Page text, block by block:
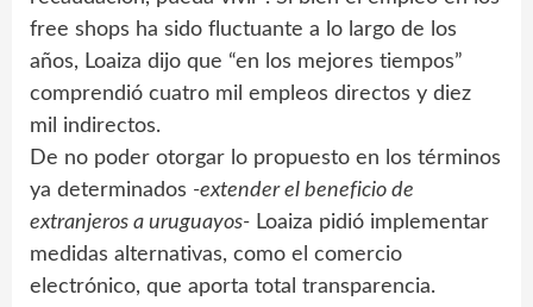
free shops ha sido fluctuante a lo largo de los
años, Loaiza dijo que “en los mejores tiempos”
comprendió cuatro mil empleos directos y diez
mil indirectos.
De no poder otorgar lo propuesto en los términos
ya determinados -extender el beneficio de
extranjeros a uruguayos- Loaiza pidió implementar
medidas alternativas, como el comercio
electrónico, que aporta total transparencia.